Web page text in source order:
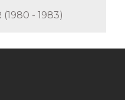
- 1983)